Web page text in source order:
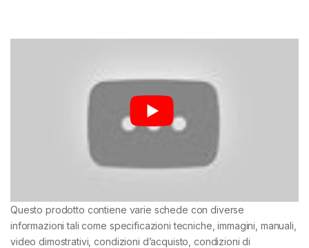
Questo prodotto contiene varie schede con diverse
informazioni tali come specificazioni tecniche, immagini, manuali,
video dimostrativi, condizioni d’acquisto, condizioni di